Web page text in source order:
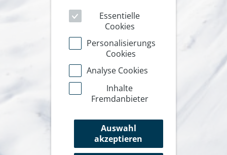
Essentielle
Cookies
Personalisierungs
Cookies
Analyse Cookies
Inhalte
Fremdanbieter
Auswahl
akzeptieren